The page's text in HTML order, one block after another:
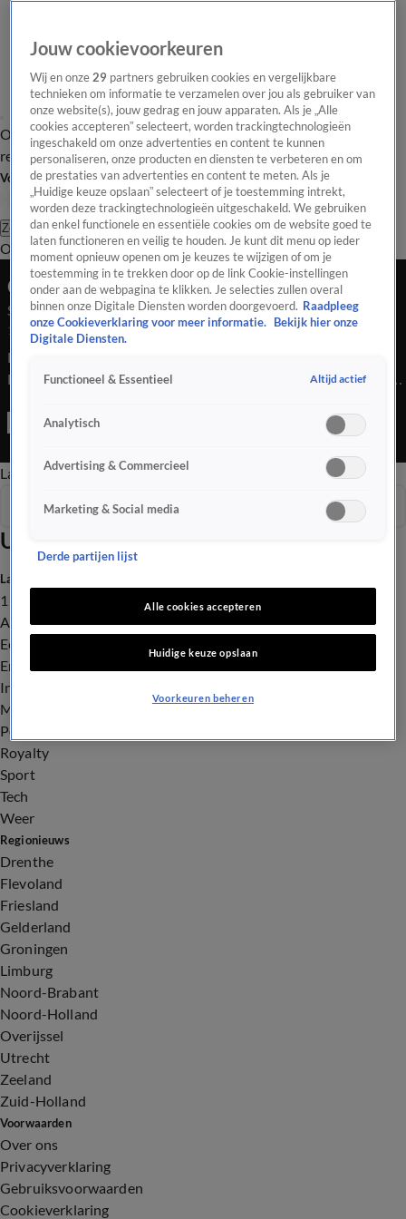
Overzicht Laatste nieuws Regionieuws Het beste van Hart
Tip de
redactie
Volg Hart van Nederland
Zoeken
OverzichtRegioUitzendingenWeerTip de redactiePanelVideo's
Ochtend Editie
Seizoen 2026, aflevering 1165
17 mrt, 10:00
Bekijk aflevering 1165 van Hart van Nederland - Ochtend
Editie uit seizoen 2026 hier. Deze aflevering is uitgezonden op
Editie is een Nieuws programma
Late EditieOchtend EditieVroege Editie
Uitzendingen
Seizoen 2026
Laatste nieuws
112
Advies & Tips
Economie
Entertainment
Infrastructuur
Milieu en Gezondheid
Politiek
Royalty
Sport
Tech
Weer
Regionieuws
Drenthe
Flevoland
Friesland
Gelderland
Groningen
Limburg
Noord-Brabant
Noord-Holland
Overijssel
Utrecht
Zeeland
Zuid-Holland
Voorwaarden
Over ons
Privacyverklaring
Gebruiksvoorwaarden
Cookieverklaring
Jouw cookievoorkeuren
Wij en onze29 partners gebruiken cookies en vergelijkbare
technieken om informatie te verzamelen over jou als gebruiker van
onze website(s), jouw gedrag en jouw apparaten. Als je „Alle
cookies accepteren” selecteert, worden trackingtechnologieën
ingeschakeld om onze advertenties en content te kunnen
personaliseren, onze producten en diensten te verbeteren en om
de prestaties van advertenties en content te meten. Als je
„Huidige keuze opslaan” selecteert of je toestemming intrekt,
worden deze trackingtechnologieën uitgeschakeld. We gebruiken
dan enkel functionele en essentiële cookies om de website goed te
laten functioneren en veilig te houden. Je kunt dit menu op ieder
moment opnieuw openen om je keuzes te wijzigen of om je
toestemming in te trekken door op de link Cookie-instellingen
onder aan de webpagina te klikken. Je selecties zullen overal
binnen onze Digitale Diensten worden doorgevoerd. Raadpleeg
onze Cookieverklaring voor meer informatie.
Bekijk hier onze
Digitale Diensten.
Functioneel & Essentieel Altijd actief
Analytisch
Advertising & Commercieel
Marketing & Social media
Derde partijen lijst
Alle cookies accepteren
Huidige keuze opslaan
Voorkeuren beheren